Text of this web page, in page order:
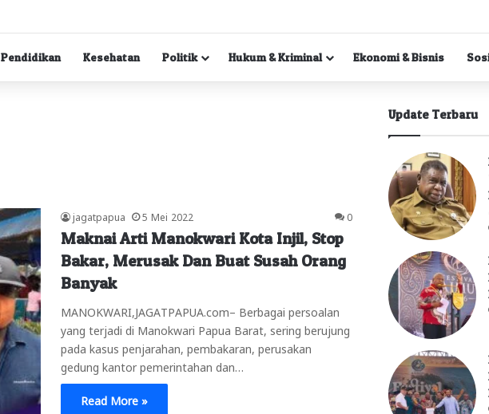
Pendidikan Kesehatan Politik Hukum & Kriminal Ekonomi & Bisnis
jagatpapua 5 Mei 2022 0
Maknai Arti Manokwari Kota Injil, Stop
Bakar, Merusak Dan Buat Susah Orang
Banyak
MANOKWARI,JAGATPAPUA.com– Berbagai persoalan
yang terjadi di Manokwari Papua Barat, sering berujung
pada kasus penjarahan, pembakaran, perusakan
gedung kantor pemerintahan dan…
Read More »
Update Terbaru